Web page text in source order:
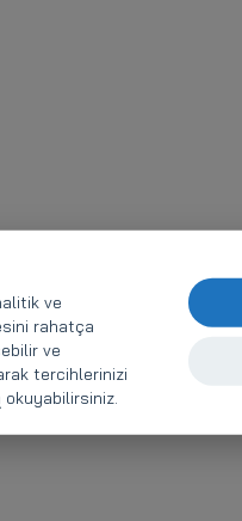
ve
rahatça
ve
tercihlerinizi
okuyabilirsiniz.